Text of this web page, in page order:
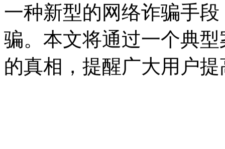
一种新型的网络诈骗手
骗。本文将通过一个典
的真相，提醒广大用户